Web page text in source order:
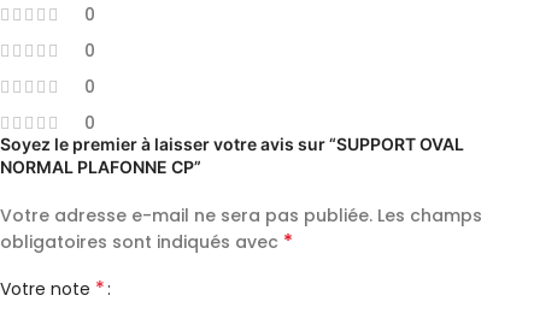
0
0
0
0
Soyez le premier à laisser votre avis sur “SUPPORT OVAL
NORMAL PLAFONNE CP”
Votre adresse e-mail ne sera pas publiée. Les champs
obligatoires sont indiqués avec *
Votre note *